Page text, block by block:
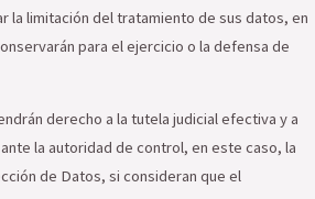
la limitación del tratamiento de sus datos, en
para el ejercicio o la defensa de
derecho a la tutela judicial efectiva y a
la autoridad de control, en este caso, la
de Datos, si consideran que el